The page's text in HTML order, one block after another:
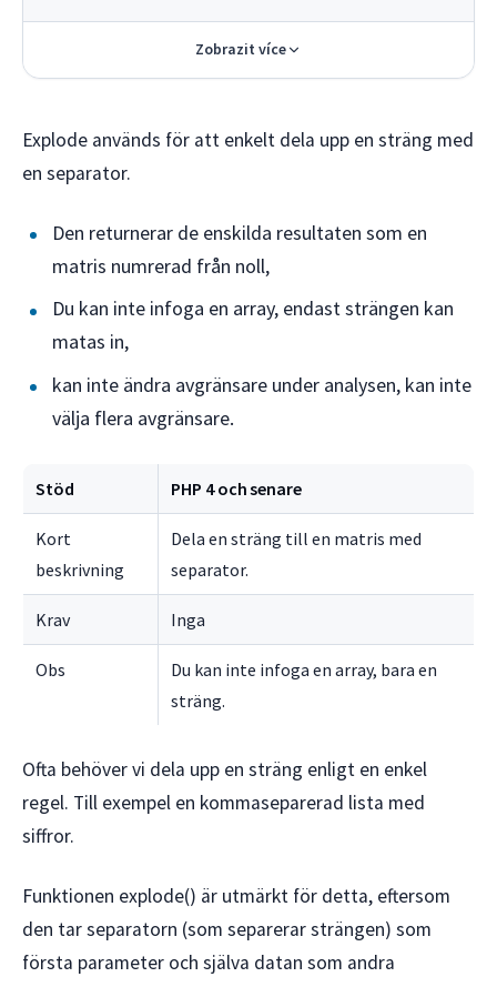
Zobrazit více
Explode används för att enkelt dela upp en sträng med
en separator.
Den returnerar de enskilda resultaten som en
matris numrerad från noll,
Du kan inte infoga en array, endast strängen kan
matas in,
kan inte ändra avgränsare under analysen, kan inte
välja flera avgränsare.
Stöd PHP 4 och senare
Kort
beskrivning
Dela en sträng till en matris med
separator.
Krav Inga
Obs
Du kan inte infoga en array, bara en
sträng.
Ofta behöver vi dela upp en sträng enligt en enkel
regel. Till exempel en kommaseparerad lista med
siffror.
Funktionen explode() är utmärkt för detta, eftersom
den tar separatorn (som separerar strängen) som
första parameter och själva datan som andra